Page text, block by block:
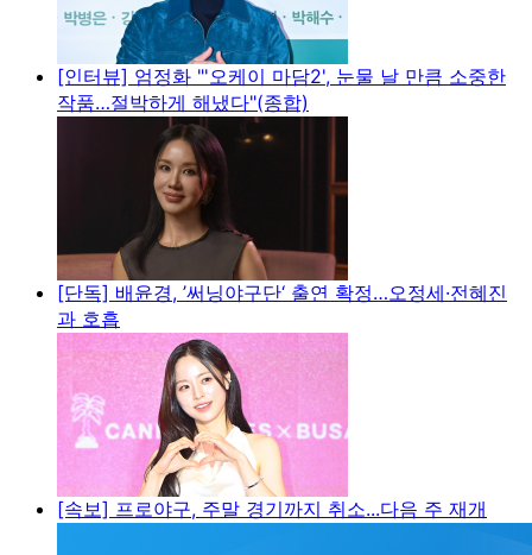
[인터뷰] 엄정화 "'오케이 마담2', 눈물 날 만큼 소중한
작품…절박하게 해냈다"(종합)
[단독] 배윤경, ’써닝야구단‘ 출연 확정…오정세·전혜진
과 호흡
[속보] 프로야구, 주말 경기까지 취소...다음 주 재개